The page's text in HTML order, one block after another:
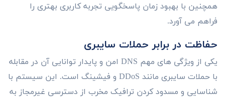
همچنین با بهبود زمان پاسخگویی تجربه کاربری بهتری را
فراهم می آورد.
حفاظت در برابر حملات سایبری
یکی از ویژگی های مهم DNS امن و پایدار توانایی آن در مقابله
با حملات سایبری مانند DDoS و فیشینگ است. این سیستم با
شناسایی و مسدود کردن ترافیک مخرب از دسترسی غیرمجاز به